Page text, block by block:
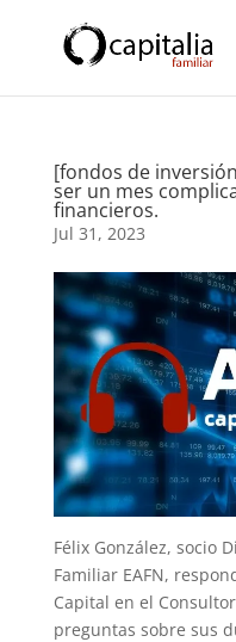
[fondos de
ser un mes
financieros.
Jul 31, 2023
Félix González, socio
Familiar EAFN,
Capital en el
preguntas sobre sus